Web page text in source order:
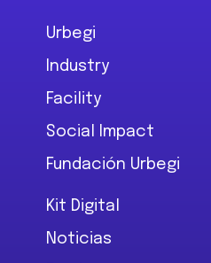
Urbegi
Industry
Facility
Social Impact
Fundación Urbegi
Kit Digital
Noticias